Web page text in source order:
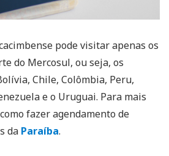
pode visitar apenas os
do Mercosul, ou seja, os
Chile, Colômbia, Peru,
e o Uruguai. Para mais
fazer agendamento de
da Paraíba.